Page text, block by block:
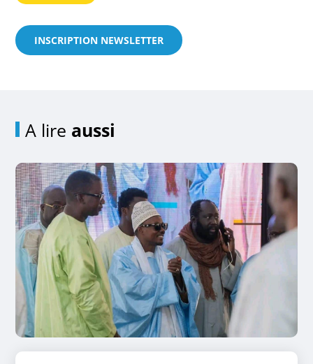
INSCRIPTION NEWSLETTER
A lire aussi